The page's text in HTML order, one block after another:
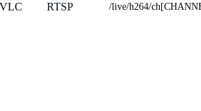
VLC RTSP /live/h264/